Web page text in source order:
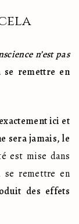
n’est pas
se remettre en
ici et
sera jamais, le
est mise dans
se remettre en
des effets